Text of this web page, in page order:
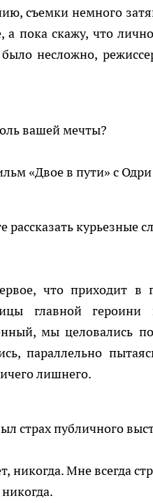
съемки немного
а пока скажу, что
несложно,
вашей мечты?
«Двое в пути» с
рассказать курьезные
что приходит в
главной
мы целовались
параллельно
лишнего.
страх публичного
никогда. Мне всегда